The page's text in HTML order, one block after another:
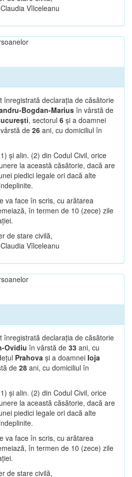
Vîlceleanu
înregistrată declarația de căsătorie
Bogdan-Marius în vârstă de
, sectorul 6 și a doamnei
de 26 ani, cu domiciliul în
și alin. (2) din Codul Civil, orice
la această căsătorie, dacă are
piedici legale ori dacă alte
va face în scris, cu arătarea
în termen de 10 (zece) zile
de stare civilă,
Vîlceleanu
înregistrată declarația de căsătorie
Ovidiu în vârstă de 33 ani, cu
Prahova și a doamnei Ioja
de 28 ani, cu domiciliul în
și alin. (2) din Codul Civil, orice
la această căsătorie, dacă are
piedici legale ori dacă alte
va face în scris, cu arătarea
în termen de 10 (zece) zile
de stare civilă,